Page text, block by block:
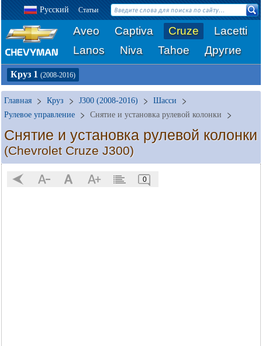
Русский Статьи
Aveo Captiva Cruze
Lacetti
Lanos
Niva Tahoe Другие
Круз 1 (2008-2016)
Главная Круз J300 (2008-2016)
Шасси
Рулевое управление
Снятие и установка рулевой колонки
Снятие и установка рулевой колонки
(Chevrolet Cruze J300)
0